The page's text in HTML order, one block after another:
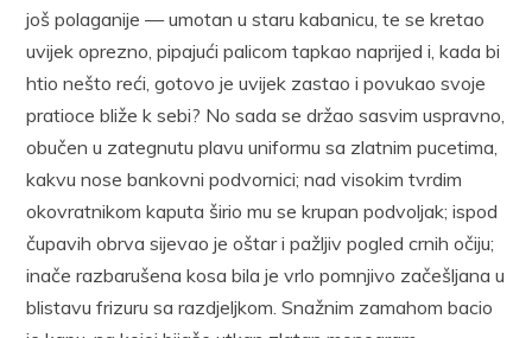
još polaganije — umotan u staru kabanicu, te se kretao
uvijek oprezno, pipajući palicom tapkao naprijed i, kada bi
htio nešto reći, gotovo je uvijek zastao i povukao svoje
pratioce bliže k sebi? No sada se držao sasvim uspravno,
obučen u zategnutu plavu uniformu sa zlatnim pucetima,
kakvu nose bankovni podvornici; nad visokim tvrdim
okovratnikom kaputa širio mu se krupan podvoljak; ispod
čupavih obrva sijevao je oštar i pažljiv pogled crnih očiju;
inače razbarušena kosa bila je vrlo pomnjivo začešljana u
blistavu frizuru sa razdjeljkom. Snažnim zamahom bacio